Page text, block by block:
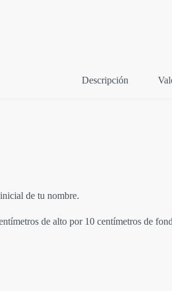
Descripción
de tu nombre.
de alto por 10 centímetros de